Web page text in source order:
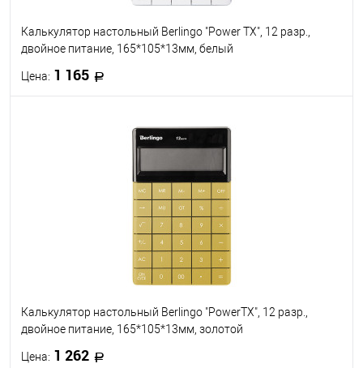
Калькулятор настольный Berlingo "Power TX", 12 разр.,
двойное питание, 165*105*13мм, белый
Цена: 1 165
Калькулятор настольный Berlingo "PowerTX", 12 разр.,
двойное питание, 165*105*13мм, золотой
Цена: 1 262